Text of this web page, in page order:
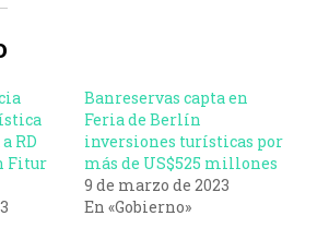
RD
Fitur
Banreservas capta en
Feria de Berlín
inversiones turísticas por
más de US$525 millones
9 de marzo de 2023
En «Gobierno»